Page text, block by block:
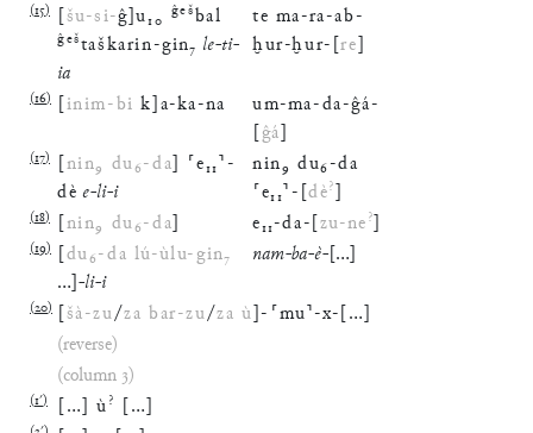
(15) [šu-si-ĝ]u₁₀ ĝešbal
ĝeštaškarin-gin₇ le-ti-
ia
te ma-ra-ab-
ḫur-ḫur- [re]
(16) [inim-bi k]a-ka-na um-ma-da-ĝá-
[ĝá]
(17) [nin₉ du₆-da] ⸢e₁₁⸣-
dè e-li-i
nin₉ du₆-da
⸢e₁₁⸣- [dè?]
(18) [nin₉ du₆-da] e₁₁-da-[zu-ne ?]
(19) [du₆-da lú-ùlu-gin₇
…]-li-i
nam-ba-è-[…]
(20) [šà-zu/za bar-zu/za ù]- ⸢mu⸣-x-[…]
(reverse)
(column 3)
(1′) […] ù ? […]